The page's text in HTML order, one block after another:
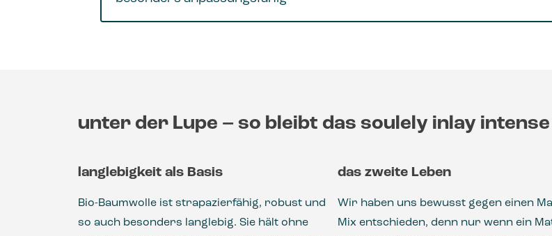
unter der Lupe – so bleibt das soulely inlay
langlebigkeit als Basis
Bio-Baumwolle ist strapazierfähig, robust und
so auch besonders langlebig. Sie hält ohne
das zweite Leben
Wir haben uns bewusst gegen einen
Mix entschieden, denn nur wenn ein